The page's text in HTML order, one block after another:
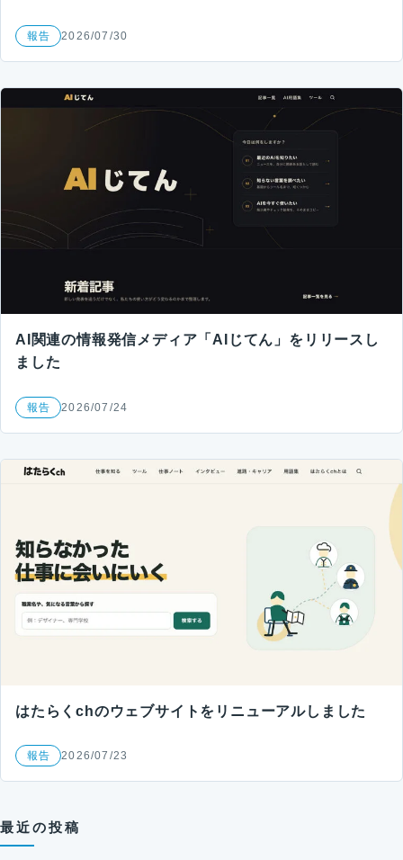
報告 2026/07/30
AI関連の情報発信メディア「AIじてん」をリリースし
ました
報告 2026/07/24
はたらくchのウェブサイトをリニューアルしました
報告 2026/07/23
最近の投稿